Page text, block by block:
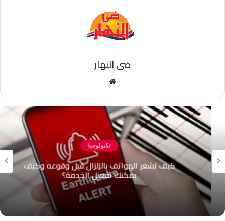
ضى النهار
تكنولوجيا
كيف تشعر الهواتف بالزلزال قبل وقوعه وكيف
يمكنك تفعيل الخدمة؟